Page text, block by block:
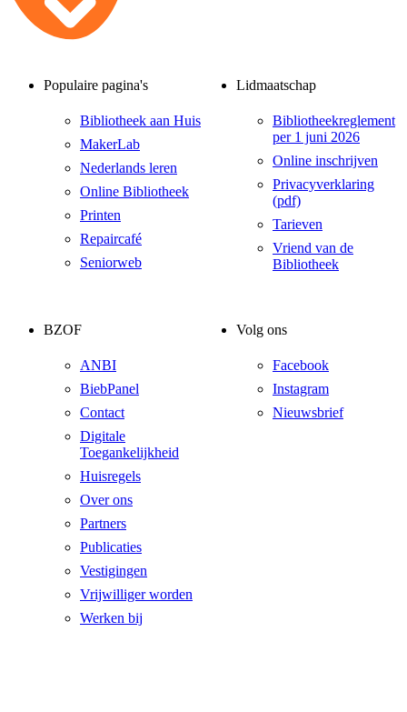
Populaire pagina's
Bibliotheek aan Huis
MakerLab
Nederlands leren
Online Bibliotheek
Printen
Repaircafé
Seniorweb
Lidmaatschap
Bibliotheekreglement
per 1 juni 2026
Online inschrijven
Privacyverklaring
(pdf)
Tarieven
Vriend van de
Bibliotheek
BZOF
ANBI
BiebPanel
Contact
Digitale
Toegankelijkheid
Huisregels
Over ons
Partners
Publicaties
Vestigingen
Vrijwilliger worden
Werken bij
Volg ons
Facebook
Instagram
Nieuwsbrief